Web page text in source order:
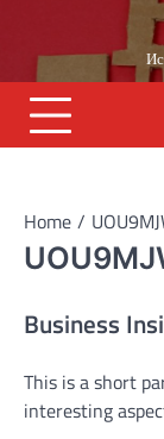
content
Home
Business
This is a short
interesting